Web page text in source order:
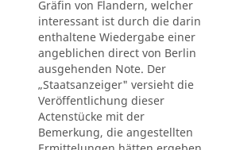
Gräfin von Flandern, welcher
interessant ist durch die darin
enthaltene Wiedergabe einer
angeblichen direct von Berlin
ausgehenden Note. Der
„Staatsanzeiger" versieht die
Veröffentlichung dieser
Actenstücke mit der
Bemerkung, die angestellten